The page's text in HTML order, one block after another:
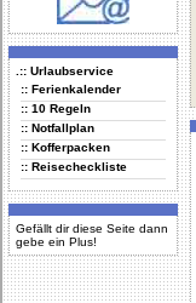
.:: Urlaubservice
:: Ferienkalender
:: 10 Regeln
:: Notfallplan
:: Kofferpacken
:: Reisecheckliste
Gefällt dir diese Seite dann
gebe ein Plus!